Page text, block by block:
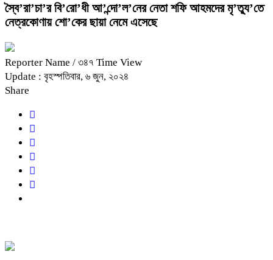
স্বৈ’রা’চা’র বি’রো’ধী আ’ন্দো’ল’নের নেতা শফি আহমদের মৃ’ত্যু’তে
নেত্রকোণায় শো’কের ছায়া নেমে এসেছে
Reporter Name / ৩৪৭ Time View
Update : বৃহস্পতিবার, ৬ জুন, ২০২৪
Share